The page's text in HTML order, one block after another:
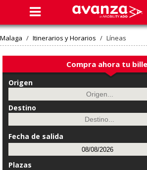
Malaga / Itinerarios y Horarios / Líneas
Compra ahora tu
Origen
Destino
Fecha de salida
Plazas